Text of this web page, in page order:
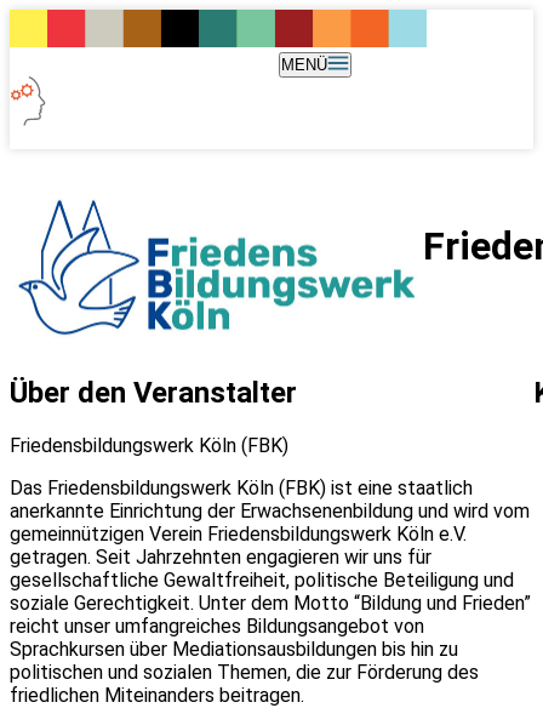
MENÜ
Über den Veranstalter
Friedensbildungswerk Köln (FBK)
Das Friedensbildungswerk Köln (FBK) ist eine staatlich
anerkannte Einrichtung der Erwachsenenbildung und wird vom
gemeinnützigen Verein Friedensbildungswerk Köln e.V.
getragen. Seit Jahrzehnten engagieren wir uns für
gesellschaftliche Gewaltfreiheit, politische Beteiligung und
soziale Gerechtigkeit. Unter dem Motto “Bildung und Frieden”
reicht unser umfangreiches Bildungsangebot von
Sprachkursen über Mediationsausbildungen bis hin zu
politischen und sozialen Themen, die zur Förderung des
friedlichen Miteinanders beitragen.